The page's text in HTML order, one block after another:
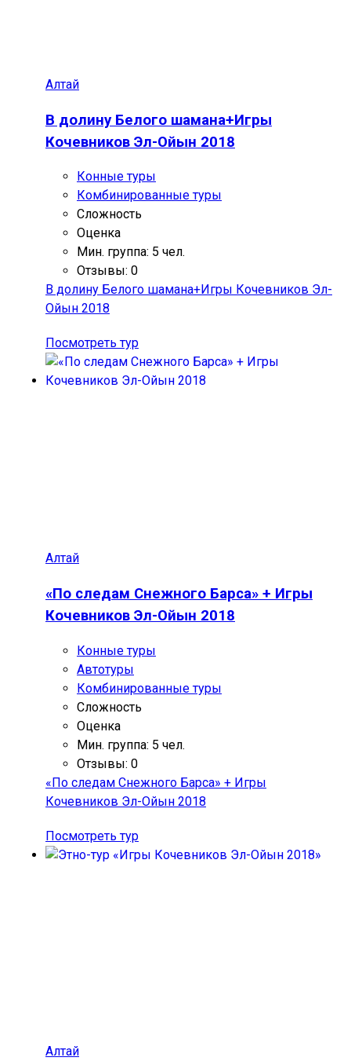
Алтай
В долину Белого шамана+Игры
Кочевников Эл-Ойын 2018
Конные туры
Комбинированные туры
Сложность
Оценка
Мин. группа: 5 чел.
Отзывы: 0
В долину Белого шамана+Игры Кочевников Эл-
Ойын 2018
Посмотреть тур
Алтай
«По следам Снежного Барса» + Игры
Кочевников Эл-Ойын 2018
Конные туры
Автотуры
Комбинированные туры
Сложность
Оценка
Мин. группа: 5 чел.
Отзывы: 0
«По следам Снежного Барса» + Игры
Кочевников Эл-Ойын 2018
Посмотреть тур
Алтай